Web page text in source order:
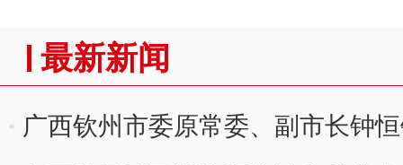
最新新闻
广西钦州市委原常委、副市长钟恒